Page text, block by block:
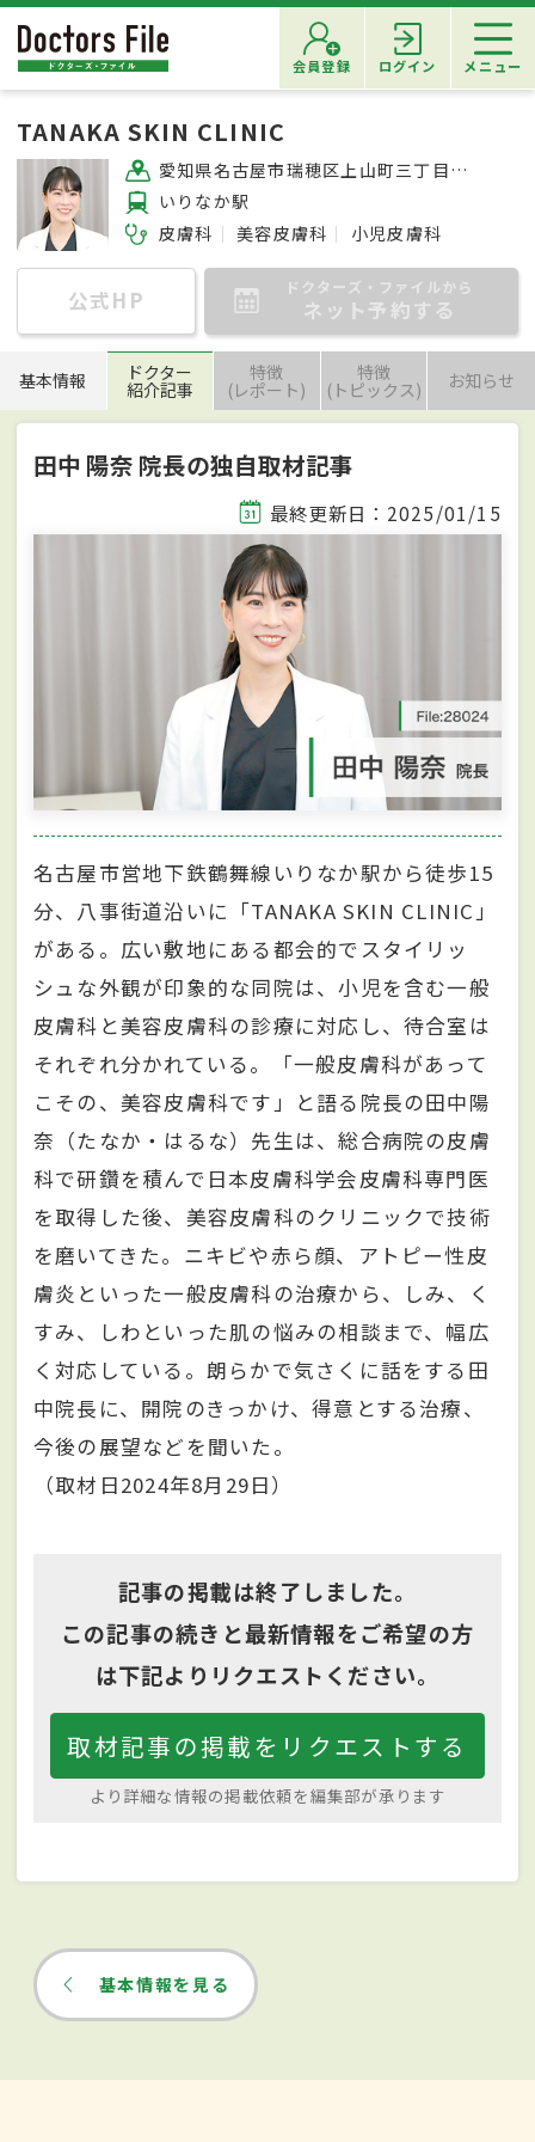
会員登録 ログイン メニュー
TANAKA SKIN CLINIC
愛知県名古屋市瑞穂区上山町三丁目14番地1
いりなか駅
皮膚科
美容皮膚科 小児皮膚科
公式HP ドクターズ・ファイルから
ネット予約する
基本情報 ドクター
紹介記事
特徴
(レポート)
特徴
(トピックス) お知らせ
田中 陽奈 院長の独自取材記事
最終更新日：2025/01/15
名古屋市営地下鉄鶴舞線いりなか駅から徒歩15
分、八事街道沿いに「TANAKA SKIN CLINIC」
がある。広い敷地にある都会的でスタイリッ
シュな外観が印象的な同院は、小児を含む一般
皮膚科と美容皮膚科の診療に対応し、待合室は
それぞれ分かれている。「一般皮膚科があって
こその、美容皮膚科です」と語る院長の田中陽
奈（たなか・はるな）先生は、総合病院の皮膚
科で研鑽を積んで日本皮膚科学会皮膚科専門医
を取得した後、美容皮膚科のクリニックで技術
を磨いてきた。ニキビや赤ら顔、アトピー性皮
膚炎といった一般皮膚科の治療から、しみ、く
すみ、しわといった肌の悩みの相談まで、幅広
く対応している。朗らかで気さくに話をする田
中院長に、開院のきっかけ、得意とする治療、
今後の展望などを聞いた。
（取材日2024年8月29日）
記事の掲載は終了しました。
この記事の続きと最新情報をご希望の方
は下記よりリクエストください。
取材記事の掲載をリクエストする
より詳細な情報の掲載依頼を編集部が承ります
基本情報を見る